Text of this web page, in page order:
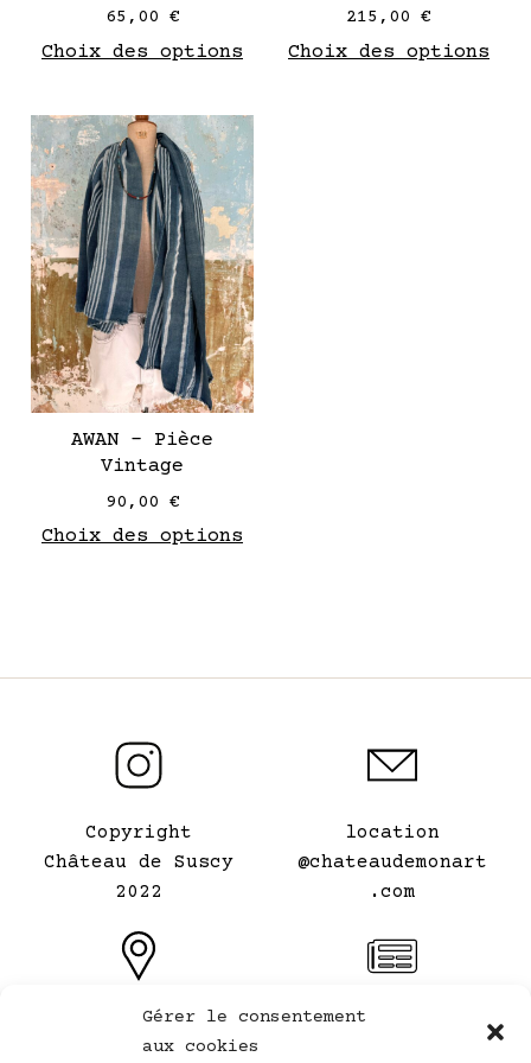
Gérer le consentement
aux cookies
65,00 €
Choix des optionsproduit
215,00 €
Choix des options
AWAN – Pièce
Vintage
90,00 €
Choix des options
Ce
produit
a
plusieurs
variantes.
Les
options
peuvent
être
choisies
produit
Copyright
Château de Suscy
2022
location
@chateaudemonart
.com
Le Château de mon
Art
Conditions